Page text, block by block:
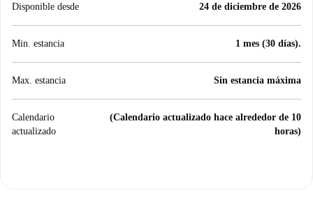
Disponible desde 24 de diciembre de 2026
Min. estancia 1 mes (30 días).
Max. estancia Sin estancia máxima
Calendario
actualizado
(Calendario actualizado hace alrededor de 10
horas)